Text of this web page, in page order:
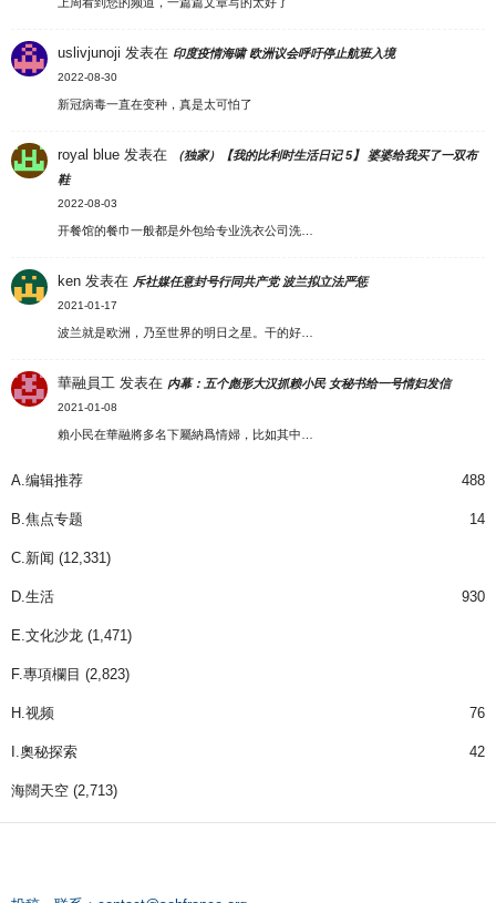
uslivjunoji 发表在 印度疫情海啸 欧洲议会呼吁停止航班入境
2022-08-30
新冠病毒一直在变种，真是太可怕了
royal blue 发表在
（独家）【我的比利时生活日记 5】 婆婆给我买了一双布
鞋
2022-08-03
开餐馆的餐巾一般都是外包给专业洗衣公司洗…
ken 发表在 斥社媒任意封号行同共产党 波兰拟立法严惩
2021-01-17
波兰就是欧洲，乃至世界的明日之星。干的好…
華融員工 发表在 内幕：五个彪形大汉抓赖小民 女秘书给一号情妇发信
2021-01-08
賴小民在華融將多名下屬納爲情婦，比如其中…
A.编辑推荐 488
B.焦点专题 14
C.新闻 (12,331)
D.生活 930
E.文化沙龙 (1,471)
F.專項欄目 (2,823)
H.视频 76
I.奧秘探索 42
海闊天空 (2,713)